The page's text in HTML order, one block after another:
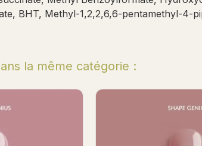
BHT, Methyl-1,2,2,6,6-pentamethyl-
la même catégorie :